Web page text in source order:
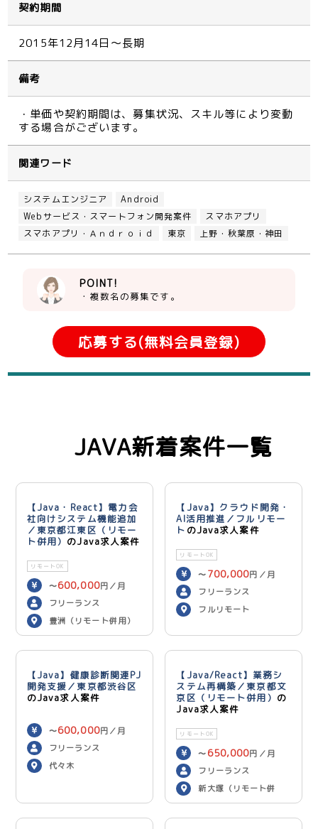
契約期間
2015年12月14日～長期
備考
・単価や契約期間は、募集状況、スキル等により変動
する場合がございます。
関連ワード
システムエンジニア
Android
Webサービス・スマートフォン開発案件
スマホアプリ
スマホアプリ・Ａｎｄｒｏｉｄ
東京 上野・秋葉原・神田
POINT!
・複数名の募集です。
応募する(無料会員登録)
JAVA新着案件一覧
【Java・React】電力会
社向けシステム機能追加
／東京都江東区（リモー
ト併用） のJava求人案件
リモートOK
〜600,000円／月
フリーランス
豊洲（リモート併用）
【Java】クラウド開発・
AI活用推進／フルリモー
ト のJava求人案件
リモートOK
〜 700,000円／月
フリーランス
フルリモート
【Java】健康診断関連PJ
開発支援／東京都渋谷区
のJava求人案件
〜600,000円／月
フリーランス
代々木
【Java/React】業務シ
ステム再構築／東京都文
京区（リモート併用） の
Java求人案件
リモートOK
〜 650,000円／月
フリーランス
新大塚（リモート併
用）